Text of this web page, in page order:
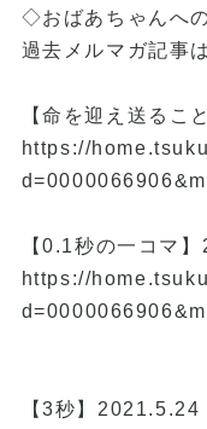
◇おばあちゃんへ
過去メルマガ記事
【命を迎え送るこ
https://
【0.1秒の一コマ
https://
【3秒】2021.5.24